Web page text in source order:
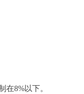
8%以下。